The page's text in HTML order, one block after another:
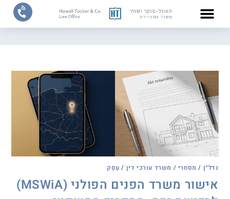
נדל״ן / מסחרי / משרד עורכי דין / עֵסֶק
אישור משרד הפנים הפולני (MSWiA)